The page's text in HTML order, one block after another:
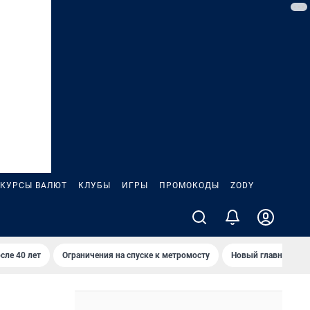
КУРСЫ ВАЛЮТ КЛУБЫ ИГРЫ ПРОМОКОДЫ ZODY
40 лет Ограничения на спуске к метромосту Новый главный